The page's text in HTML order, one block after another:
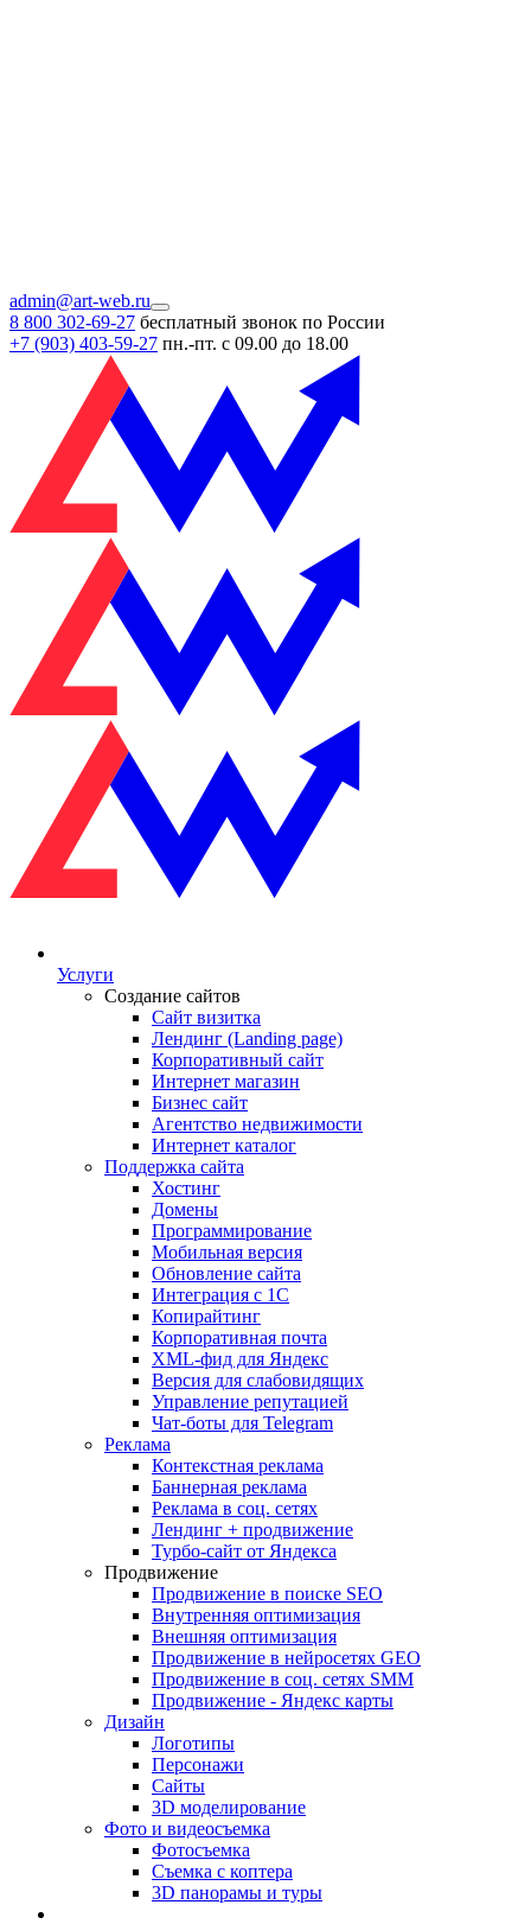
admin@art-web.ru
8 800 302-69-27 бесплатный звонок по России
+7 (903) 403-59-27 пн.-пт. с 09.00 до 18.00
Услуги
Создание сайтов
Сайт визитка
Лендинг (Landing page)
Корпоративный сайт
Интернет магазин
Бизнес сайт
Агентство недвижимости
Интернет каталог
Поддержка сайта
Хостинг
Домены
Программирование
Мобильная версия
Обновление сайта
Интеграция с 1С
Копирайтинг
Корпоративная почта
XML-фид для Яндекс
Версия для слабовидящих
Управление репутацией
Чат-боты для Telegram
Реклама
Контекстная реклама
Баннерная реклама
Реклама в соц. сетях
Лендинг + продвижение
Турбо-сайт от Яндекса
Продвижение
Продвижение в поиске SEO
Внутренняя оптимизация
Внешняя оптимизация
Продвижение в нейросетях GEO
Продвижение в соц. сетях SMM
Продвижение - Яндекс карты
Дизайн
Логотипы
Персонажи
Сайты
3D моделирование
Фото и видеосъемка
Фотосъемка
Съемка с коптера
3D панорамы и туры